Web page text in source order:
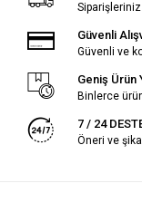
Güvenli
Güvenli ve
Geniş Ürün
Binlerce
7 / 24
Öneri ve